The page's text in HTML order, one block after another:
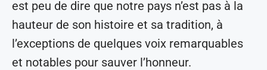
est peu de dire que notre pays n’est pas à la
hauteur de son histoire et sa tradition, à
l’exceptions de quelques voix remarquables
et notables pour sauver l’honneur.